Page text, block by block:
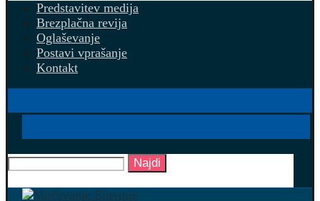
Predstavitev medija
Brezplačna revija
Oglaševanje
Postavi vprašanje
Kontakt
Najdi